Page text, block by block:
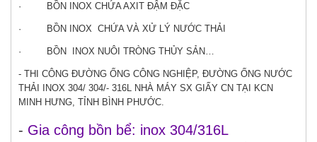
· BỒN INOX CHỨA AXIT ĐẬM ĐẶC
· BỒN INOX CHỨA VÀ XỬ LÝ NƯỚC THẢI
· BỒN INOX NUÔI TRÒNG THỦY SẢN…
- THI CÔNG ĐƯỜNG ỐNG CÔNG NGHIỆP, ĐƯỜNG ỐNG NƯỚC
THẢI INOX 304/ 304/- 316L NHÀ MÁY SX GIẤY CN TẠI KCN
MINH HƯNG, TỈNH BÌNH PHƯỚC.
- Gia công bồn bể: inox 304/316L